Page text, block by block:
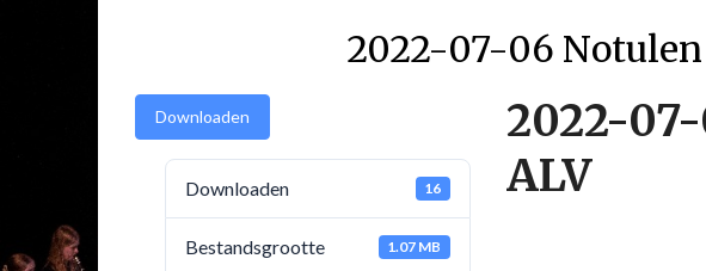
2022-07-06 Notulen
Downloaden
Downloaden 16
Bestandsgrootte 1.07 MB
2022-
ALV